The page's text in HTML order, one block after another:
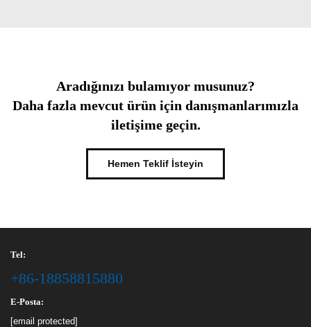
Aradığınızı bulamıyor musunuz?
Daha fazla mevcut ürün için danışmanlarımızla
iletişime geçin.
Hemen Teklif İsteyin
Tel:
+86-18858815880
E-Posta:
[email protected]